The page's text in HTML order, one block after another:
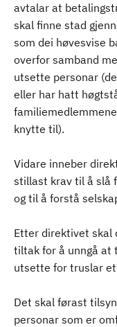
avtalar at
skal finne stad
som dei høvesvise
overfor samband
utsette personar
eller har hatt
knytte til).
Vidare inneber
stillast krav til å slå
og til å forstå
Etter direktivet skal
tiltak for å unngå at
utsette for truslar
Det skal førast
personar som er